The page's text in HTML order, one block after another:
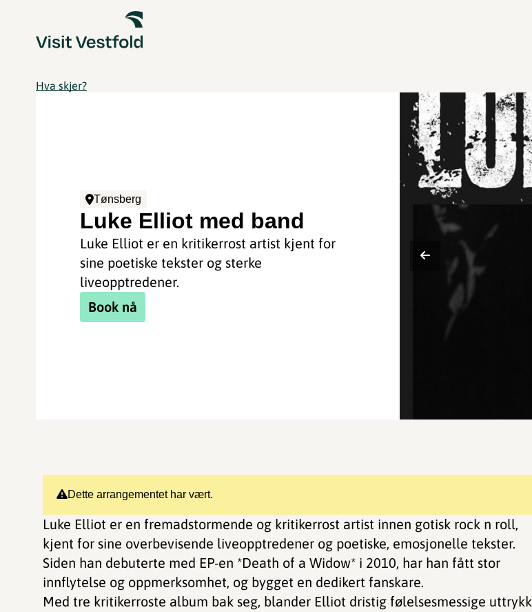
Hva skjer?
Tønsberg
Luke Elliot med band
Luke Elliot er en kritikerrost artist kjent for
sine poetiske tekster og sterke
liveopptredener.
Book nå
Dette arrangementet har vært.
Luke Elliot er en fremadstormende og kritikerrost artist innen gotisk rock n roll,
kjent for sine overbevisende liveopptredener og poetiske, emosjonelle tekster.
Siden han debuterte med EP-en *Death of a Widow* i 2010, har han fått stor
innflytelse og oppmerksomhet, og bygget en dedikert fanskare.
Med tre kritikerroste album bak seg, blander Elliot dristig følelsesmessige uttrykk